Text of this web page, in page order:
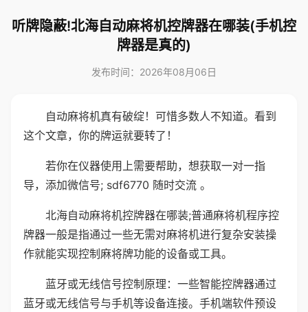
听牌隐蔽!北海自动麻将机控牌器在哪装(手机控
牌器是真的)
发布时间：2026年08月06日
自动麻将机真有破绽！可惜多数人不知道。看到
这个文章，你的牌运就要转了！
若你在仪器使用上需要帮助，想获取一对一指
导，添加微信号; sdf6770 随时交流 。
北海自动麻将机控牌器在哪装;普通麻将机程序控
牌器一般是指通过一些无需对麻将机进行复杂安装操
作就能实现控制麻将牌功能的设备或工具。
蓝牙或无线信号控制原理：一些智能控牌器通过
蓝牙或无线信号与手机等设备连接。手机端软件预设